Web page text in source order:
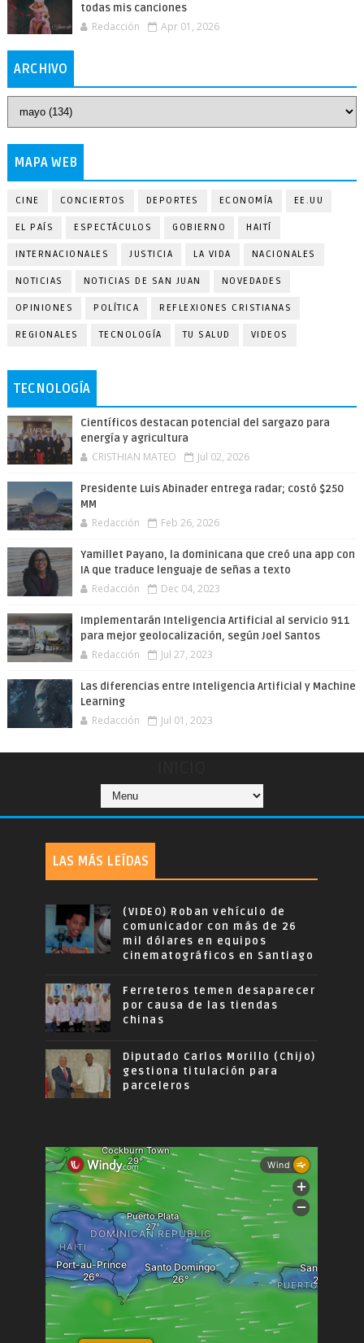
todas mis canciones
Redacción Apr 01, 2026
ARCHIVO
MAPA WEB
CINE CONCIERTOS DEPORTES ECONOMÍA EE.UU
EL PAÍS ESPECTÁCULOS GOBIERNO HAITÍ
INTERNACIONALES JUSTICIA LA VIDA NACIONALES
NOTICIAS NOTICIAS DE SAN JUAN NOVEDADES
OPINIONES POLÍTICA REFLEXIONES CRISTIANAS
REGIONALES TECNOLOGÍA TU SALUD VIDEOS
TECNOLOGÍA
Científicos destacan potencial del sargazo para
energía y agricultura
CRISTHIAN MATEO Jul 02, 2026
Presidente Luis Abinader entrega radar; costó $250
MM
Redacción Feb 26, 2026
Yamillet Payano, la dominicana que creó una app con
IA que traduce lenguaje de señas a texto
Redacción Dec 04, 2023
Implementarán Inteligencia Artificial al servicio 911
para mejor geolocalización, según Joel Santos
Redacción Jul 27, 2023
Las diferencias entre Inteligencia Artificial y Machine
Learning
Redacción Jul 01, 2023
LAS MÁS LEÍDAS
(VIDEO) Roban vehículo de
comunicador con más de 26
mil dólares en equipos
cinematográficos en Santiago
Ferreteros temen desaparecer
por causa de las tiendas
chinas
Diputado Carlos Morillo (Chijo)
gestiona titulación para
parceleros